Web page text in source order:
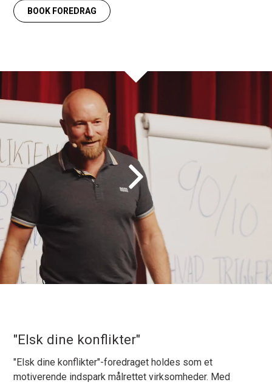
BOOK FOREDRAG
"Elsk dine konflikter"
"Elsk dine konflikter"-foredraget holdes som et
motiverende indspark målrettet virksomheder. Med